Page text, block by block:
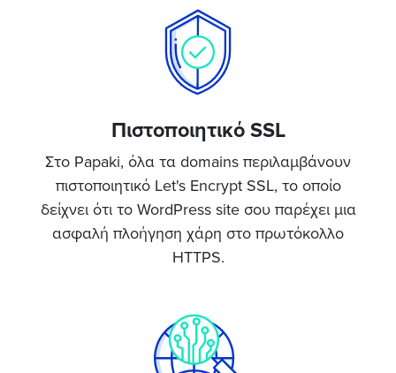
Πιστοποιητικό SSL
Στο Papaki, όλα τα domains περιλαμβάνουν
πιστοποιητικό Let's Encrypt SSL, το οποίο
δείχνει ότι το WordPress site σου παρέχει μια
ασφαλή πλοήγηση χάρη στο πρωτόκολλο
HTTPS.